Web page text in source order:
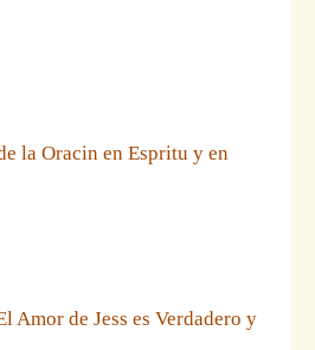
la Oracin en Espritu y en
Amor de Jess es Verdadero y